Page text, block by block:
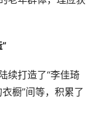
打造了“李佳琦
橱”间等，积累了